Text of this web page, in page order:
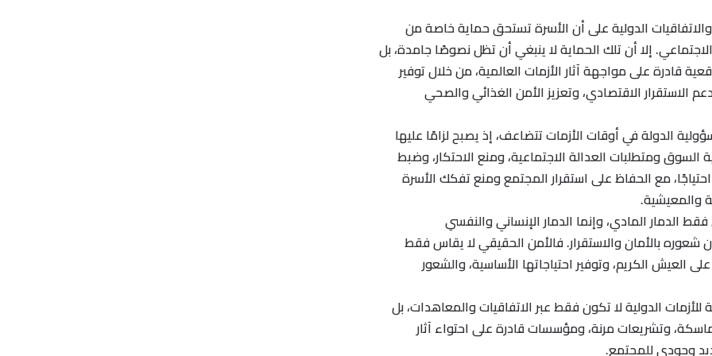
الدولية على أن الأسرة تستحق حماية خاصة من
الاجتماعي. إلا أن تلك الحماية لا ينبغي أن تظل نصوصًا جامدة، بل
قادرة على مواجهة آثار الأزمات العالمية، من خلال توفير
الاستقرار الاقتصادي، وتعزيز الأمن الغذائي والصحي
الدولة في أوقات الأزمات تتضاعف، إذ يصبح لزامًا عليها
السوق ومتطلبات العدالة الاجتماعية، ومنع الاحتكار، وضبط
احتياجًا، مع الحفاظ على استقرار المجتمع ومنع تفكك الأسرة
والمعيشية.
الدمار المادي، وإنما الدمار الإنساني والنفسي
شعوره بالأمان والاستقرار. فالأمن الحقيقي لا يقاس فقط
العيش الكريم، وتوفير احتياجاتها الأساسية، والشعور
للأزمات الدولية لا تكون فقط عبر الاتفاقيات والمعاهدات، بل
وتشريعات مرنة، ومؤسسات قادرة على احتواء آثار
وجودي للمجتمع.